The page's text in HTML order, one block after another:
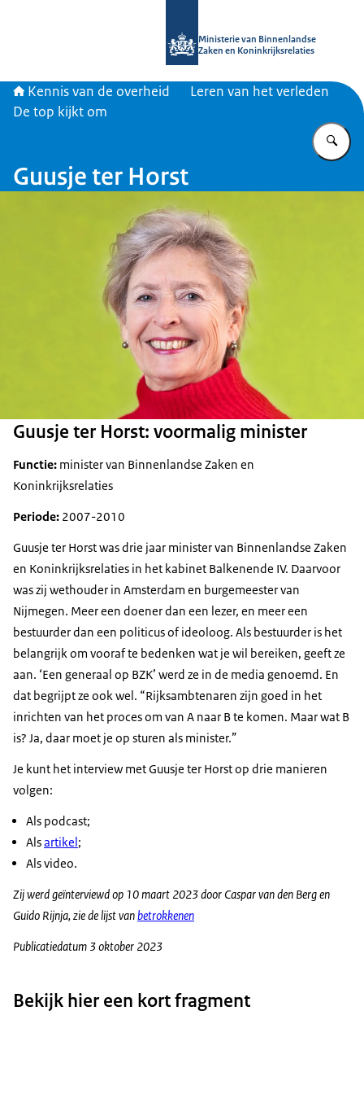
Ministerie van Binnenlandse
Zaken en Koninkrijksrelaties
Kennis van de overheid
Leren van het verleden
De top kijkt om
Guusje ter Horst
Guusje ter Horst: voormalig minister
Functie: minister van Binnenlandse Zaken en
Koninkrijksrelaties
Periode: 2007-2010
Guusje ter Horst was drie jaar minister van Binnenlandse Zaken
en Koninkrijksrelaties in het kabinet Balkenende IV. Daarvoor
was zij wethouder in Amsterdam en burgemeester van
Nijmegen. Meer een doener dan een lezer, en meer een
bestuurder dan een politicus of ideoloog. Als bestuurder is het
belangrijk om vooraf te bedenken wat je wil bereiken, geeft ze
aan. ‘Een generaal op BZK’ werd ze in de media genoemd. En
dat begrijpt ze ook wel. “Rijksambtenaren zijn goed in het
inrichten van het proces om van A naar B te komen. Maar wat B
is? Ja, daar moet je op sturen als minister.”
Je kunt het interview met Guusje ter Horst op drie manieren
volgen:
Als podcast;
Alsartikel;
Als video.
Zij werd geïnterviewd op 10 maart 2023 door Caspar van den Berg en
Guido Rijnja, zie de lijst vanbetrokkenen
Publicatiedatum 3 oktober 2023
Bekijk hier een kort fragment